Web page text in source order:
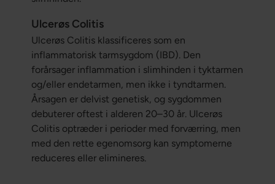
Ulcerøs Colitis
Ulcerøs Colitis klassificeres som en
inflammatorisk tarmsygdom (IBD). Den
forårsager inflammation i slimhinden i tyktarmen
og/eller endetarmen, men ikke i tyndtarmen.
Årsagen er delvist genetisk, og sygdommen
debuterer oftest i alderen 20–30 år. Ulcerøs
Colitis optræder i perioder med forværring, men
med den rette egenomsorg kan symptomerne
reduceres eller elimineres.